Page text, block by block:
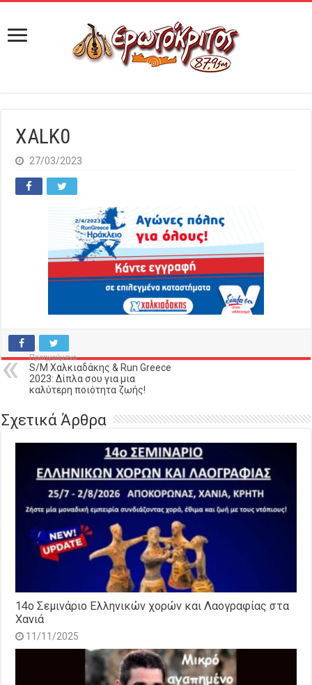
XALK0
27/03/2023
Προηγούμενο
S/M Χαλκιαδάκης & Run Greece
2023: Δίπλα σου για μια
καλύτερη ποιότητα ζωής!
Σχετικά Άρθρα
14o Σεμινάριο Ελληνικών χορών και Λαογραφίας στα
Χανιά
11/11/2025